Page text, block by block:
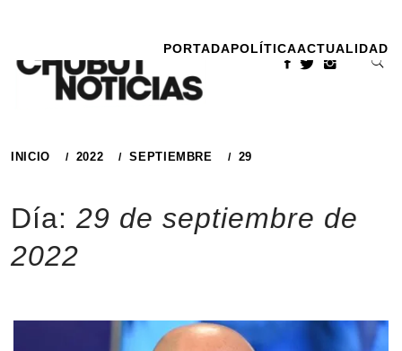
contenido
PORTADAPOLÍTICAACTUALIDAD
INICIO 2022 SEPTIEMBRE 29
Día: 29 de septiembre de
2022